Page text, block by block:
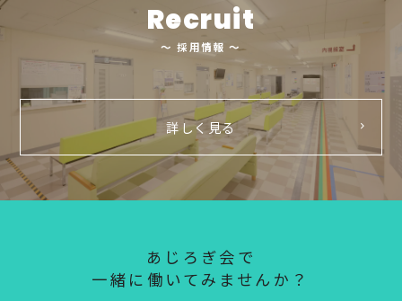
Recruit
～ 採用情報 ～
詳しく見る
あじろぎ会で
一緒に働いてみませんか？